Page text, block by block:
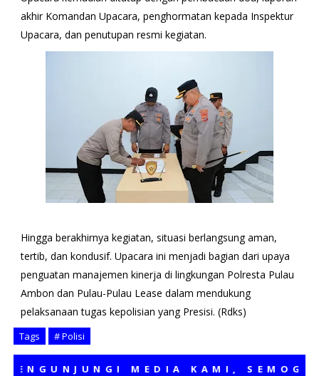
akhir Komandan Upacara, penghormatan kepada Inspektur
Upacara, dan penutupan resmi kegiatan.
Hingga berakhirnya kegiatan, situasi berlangsung aman,
tertib, dan kondusif. Upacara ini menjadi bagian dari upaya
penguatan manajemen kinerja di lingkungan Polresta Pulau
Ambon dan Pulau-Pulau Lease dalam mendukung
pelaksanaan tugas kepolisian yang Presisi. (Rdks)
Tags # Polisi
MEDIA KAMI, SEMOGA